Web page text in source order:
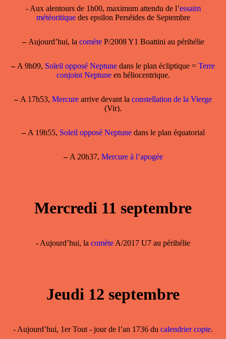
- Aux alentours de 1h00, maximum attendu de l’essaim
météoritiquedes epsilon Perséides de Septembre
–Aujourd’hui, la comèteP/2008 Y1 Boattini au périhélie
–A 9h09, Soleil opposé Neptune dans le plan écliptique = Terre
conjoint Neptuneen héliocentrique.
–A 17h53, Mercure arrive devant la constellation de la Vierge
(Vir).
–A 19h55, Soleil opposé Neptunedans le plan équatorial
–A 20h37, Mercure à l’apogée
Mercredi 11 septembre
- Aujourd’hui, la comète A/2017 U7 au périhélie
Jeudi 12 septembre
- Aujourd’hui, 1er Tout - jour de l’an 1736 du calendrier copte.